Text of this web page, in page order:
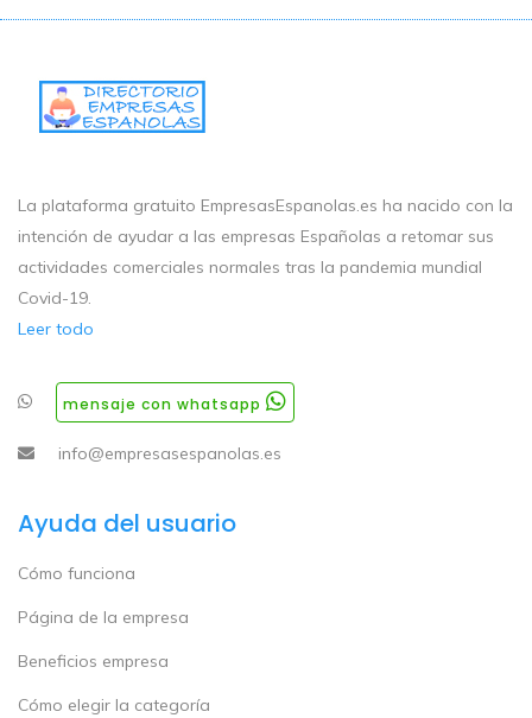
La plataforma gratuito EmpresasEspanolas.es ha nacido con la
intención de ayudar a las empresas Españolas a retomar sus
actividades comerciales normales tras la pandemia mundial
Covid-19.
Leer todo
mensaje con whatsapp
info@empresasespanolas.es
Ayuda del usuario
Cómo funciona
Página de la empresa
Beneficios empresa
Cómo elegir la categoría